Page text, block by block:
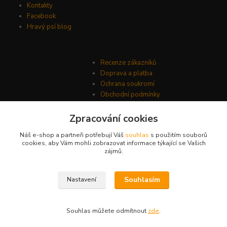
Kontakty
Facebook
Hravý psí blog
Recenze zákazníků
Doprava a platba
Ochrana soukromí
Obchodní podmínky
© Psí-hračky.cz 2026
Zpracování cookies
Náš e-shop a partneři potřebují Váš souhlas s použitím souborů
cookies, aby Vám mohli zobrazovat informace týkající se Vašich
zájmů.
Nastavení Souhlasím
Souhlas můžete odmítnout zde.